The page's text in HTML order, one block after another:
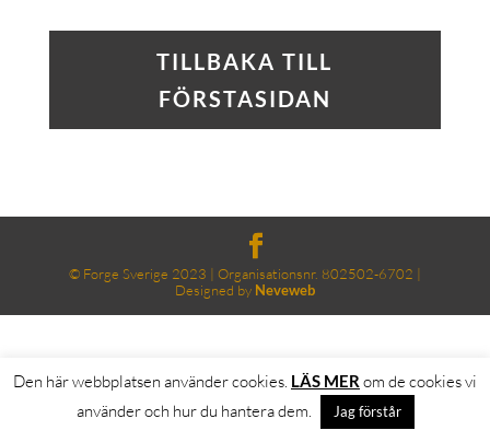
TILLBAKA TILL
FÖRSTASIDAN
© Forge Sverige 2023 | Organisationsnr. 802502-6702 |
Designed by Neveweb
Den här webbplatsen använder cookies. LÄS MER om de cookies vi
använder och hur du hantera dem.
Jag förstår